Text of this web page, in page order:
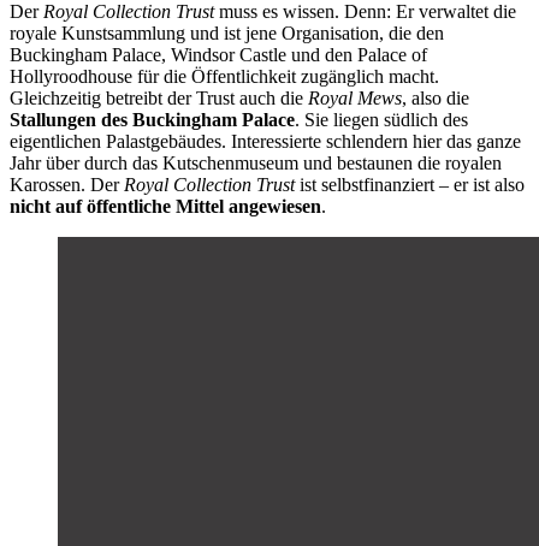
Der Royal Collection Trust muss es wissen. Denn: Er verwaltet die
royale Kunstsammlung und ist jene Organisation, die den
Buckingham Palace, Windsor Castle und den Palace of
Hollyroodhouse für die Öffentlichkeit zugänglich macht.
Gleichzeitig betreibt der Trust auch die Royal Mews, also die
Stallungen des Buckingham Palace. Sie liegen südlich des
eigentlichen Palastgebäudes. Interessierte schlendern hier das ganze
Jahr über durch das Kutschenmuseum und bestaunen die royalen
Karossen. Der Royal Collection Trustist selbstfinanziert – er ist also
nicht auf öffentliche Mittel angewiesen.